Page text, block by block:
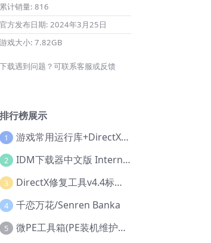
累计销量: 816
官方发布日期: 2024年3月25日
游戏大小: 7.82GB
下载遇到问题？可联系客服或反馈
排行榜展示
1 游戏常用运行库+DirectX修复增强版
2 IDM下载器中文版 Internet Download Manager v6.42.36 IDM
3 DirectX修复工具v4.4标准版+增强版+在线修复版
4 千恋万花/Senren Banka
5 微PE工具箱(PE装机维护工具) v2.3官方正式版